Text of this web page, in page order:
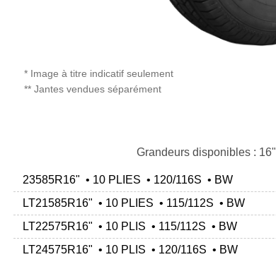
* Image à titre indicatif seulement
** Jantes vendues séparément
Grandeurs disponibles : 16"
23585R16" • 10 PLIES • 120/116S • BW
LT21585R16" • 10 PLIES • 115/112S • BW
LT22575R16" • 10 PLIS • 115/112S • BW
LT24575R16" • 10 PLIS • 120/116S • BW